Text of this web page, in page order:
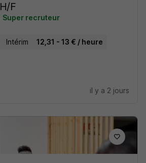
F
Super recruteur
Intérim
12,31 - 13 € / heure
il y a 2 jours